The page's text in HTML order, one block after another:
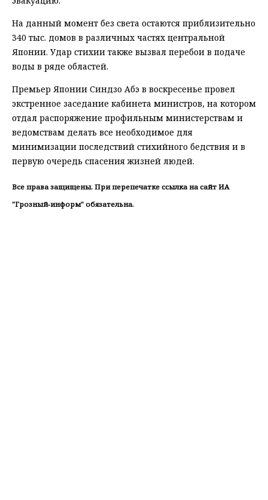
На данный момент без света остаются приблизительно
340 тыс. домов в различных частях центральной
Японии. Удар стихии также вызвал перебои в подаче
воды в ряде областей.
Премьер Японии Синдзо Абэ в воскресенье провел
экстренное заседание кабинета министров, на котором
отдал распоряжение профильным министерствам и
ведомствам делать все необходимое для
минимизации последствий стихийного бедствия и в
первую очередь спасения жизней людей.
Все права защищены. При перепечатке ссылка на сайт ИА
"Грозный-информ" обязательна.